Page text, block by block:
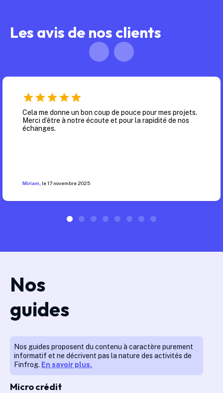
Les avis de nos clients
Cela me donne un bon coup de pouce pour mes projets.
Merci d’être à notre écoute et pour la rapidité de nos
échanges.
Miriam le17 novembre 2025
Nos
guides
Nos guides proposent du contenu à caractère purement
informatif et ne décrivent pas la nature des activités de
Finfrog. En savoir plus.
Micro crédit